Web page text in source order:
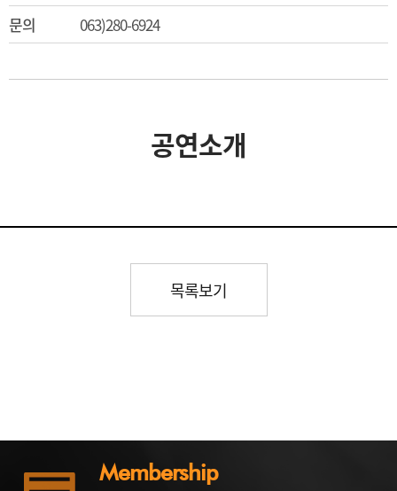
문의
063)280-6924
공연소개
목록보기
Membership